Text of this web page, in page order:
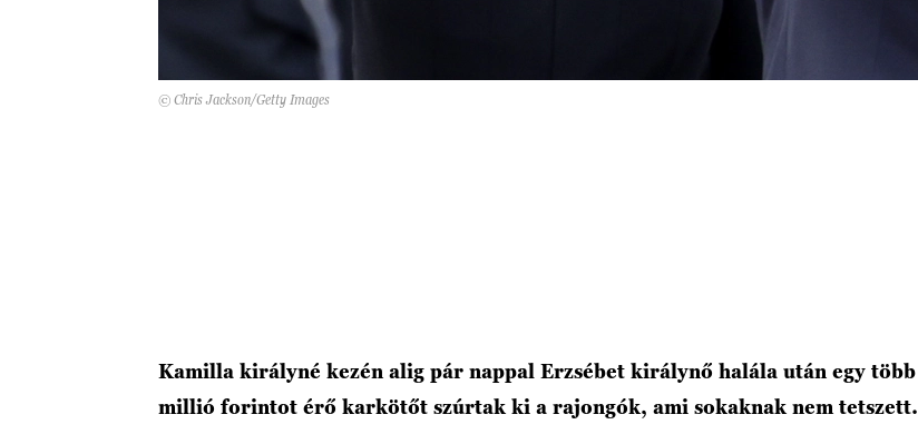
© Chris Jackson/Getty Images
Kamilla királyné kezén alig pár nappal Erzsébet királynő halála után egy több
millió forintot érő karkötőt szúrtak ki a rajongók, ami sokaknak nem tetszett.